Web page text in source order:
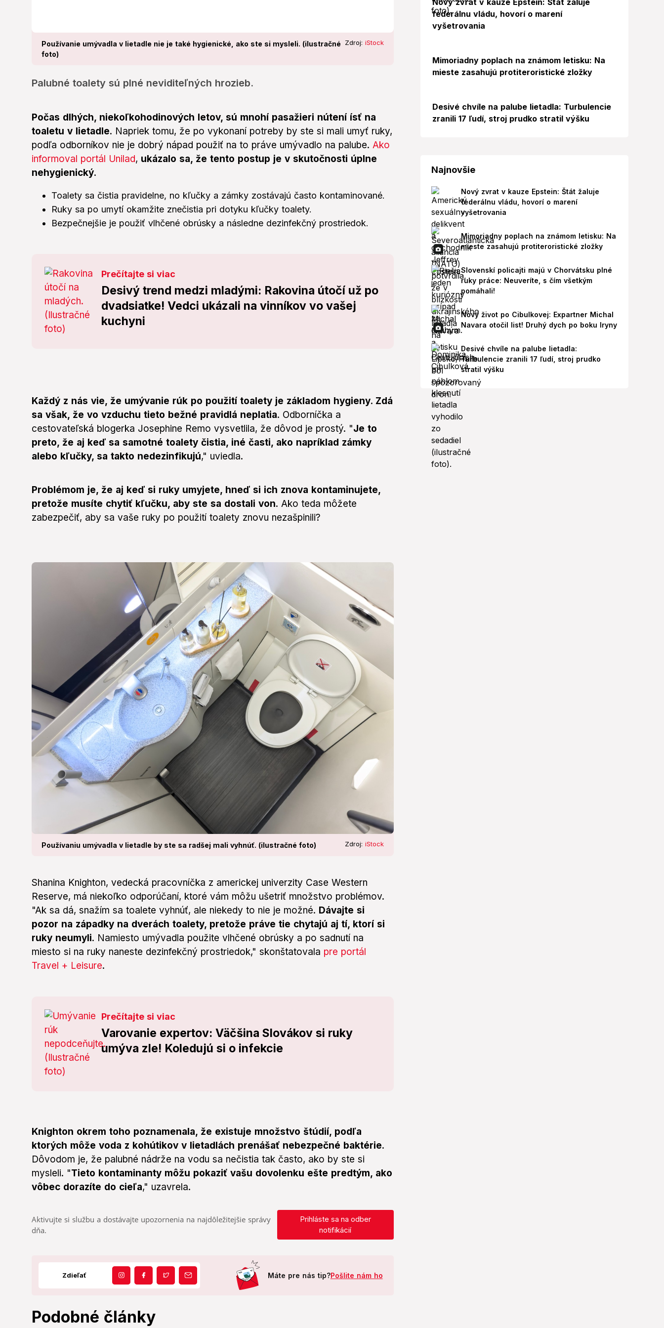
Používanie umývadla v lietadle nie je také hygienické, ako ste si mysleli. (ilustračné
foto)
Zdroj: iStock
Palubné toalety sú plné neviditeľných hrozieb.
Počas dlhých, niekoľkohodinových letov, sú mnohí pasažieri nútení ísť na
toaletu v lietadle. Napriek tomu, že po vykonaní potreby by ste si mali umyť ruky,
podľa odborníkov nie je dobrý nápad použiť na to práve umývadlo na palube. Ako
informoval portál Unilad, ukázalo sa, že tento postup je v skutočnosti úplne
nehygienický.
Toalety sa čistia pravidelne, no kľučky a zámky zostávajú často kontaminované.
Ruky sa po umytí okamžite znečistia pri dotyku kľučky toalety.
Bezpečnejšie je použiť vlhčené obrúsky a následne dezinfekčný prostriedok.
Prečítajte si viac
Desivý trend medzi mladými: Rakovina útočí už po
dvadsiatke! Vedci ukázali na vinníkov vo vašej
kuchyni
Každý z nás vie, že umývanie rúk po použití toalety je základom hygieny. Zdá
sa však, že vo vzduchu tieto bežné pravidlá neplatia. Odborníčka a
cestovateľská blogerka Josephine Remo vysvetlila, že dôvod je prostý. "Je to
preto, že aj keď sa samotné toalety čistia, iné časti, ako napríklad zámky
alebo kľučky, sa takto nedezinfikujú," uviedla.
Problémom je, že aj keď si ruky umyjete, hneď si ich znova kontaminujete,
pretože musíte chytiť kľučku, aby ste sa dostali von. Ako teda môžete
zabezpečiť, aby sa vaše ruky po použití toalety znovu nezašpinili?
Používaniu umývadla v lietadle by ste sa radšej mali vyhnúť. (ilustračné foto) Zdroj: iStock
Shanina Knighton, vedecká pracovníčka z americkej univerzity Case Western
Reserve, má niekoľko odporúčaní, ktoré vám môžu ušetriť množstvo problémov.
"Ak sa dá, snažím sa toalete vyhnúť, ale niekedy to nie je možné. Dávajte si
pozor na západky na dverách toalety, pretože práve tie chytajú aj tí, ktorí si
ruky neumyli. Namiesto umývadla použite vlhčené obrúsky a po sadnutí na
miesto si na ruky naneste dezinfekčný prostriedok," skonštatovala pre portál
Travel + Leisure.
Prečítajte si viac
Varovanie expertov: Väčšina Slovákov si ruky
umýva zle! Koledujú si o infekcie
Knighton okrem toho poznamenala, že existuje množstvo štúdií, podľa
ktorých môže voda z kohútikov v lietadlách prenášať nebezpečné baktérie.
Dôvodom je, že palubné nádrže na vodu sa nečistia tak často, ako by ste si
mysleli. "Tieto kontaminanty môžu pokaziť vašu dovolenku ešte predtým, ako
vôbec dorazíte do cieľa," uzavrela.
Aktivujte si službu a dostávajte upozornenia na najdôležitejšie správy
dňa.
Prihláste sa na odber
notifikácií
Zdieľať Máte pre nás tip?Pošlite nám ho
Nový zvrat v kauze Epstein: Štát žaluje
federálnu vládu, hovorí o marení
vyšetrovania
Foto
Mimoriadny poplach na známom letisku: Na
mieste zasahujú protiteroristické zložky
Desivé chvíle na palube lietadla: Turbulencie
zranili 17 ľudí, stroj prudko stratil výšku
Najnovšie
Nový zvrat v kauze Epstein: Štát žaluje
federálnu vládu, hovorí o marení
vyšetrovania
Mimoriadny poplach na známom letisku: Na
mieste zasahujú protiteroristické zložky
Slovenskí policajti majú v Chorvátsku plné
ruky práce: Neuveríte, s čím všetkým
pomáhali!
Nový život po Cibulkovej: Expartner Michal
Navara otočil list! Druhý dych po boku Iryny
Desivé chvíle na palube lietadla:
Turbulencie zranili 17 ľudí, stroj prudko
stratil výšku
Podobné články